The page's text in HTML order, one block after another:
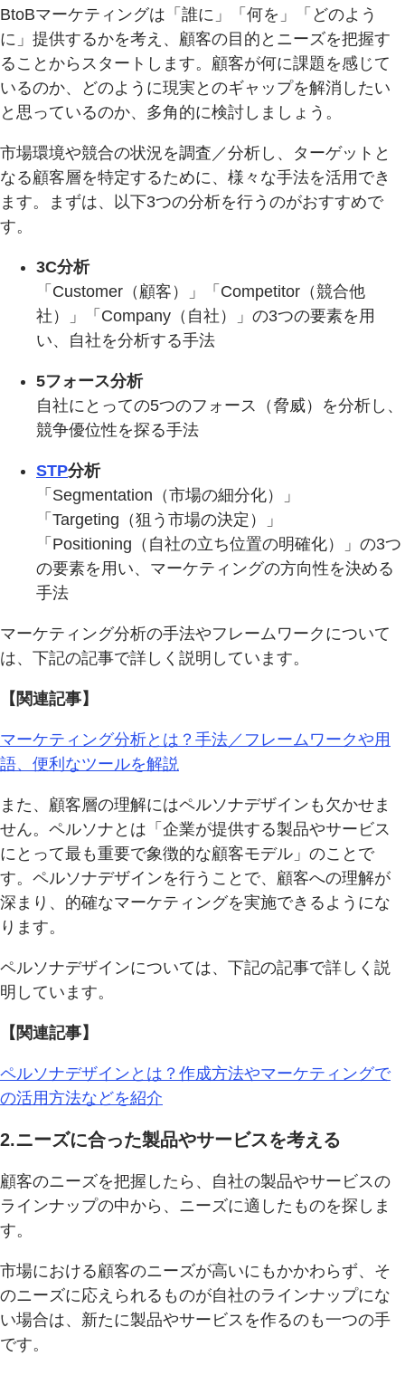
BtoBマーケティングは「誰に」「何を」「どのよう
に」提供するかを考え、顧客の目的とニーズを把握す
ることからスタートします。顧客が何に課題を感じて
いるのか、どのように現実とのギャップを解消したい
と思っているのか、多角的に検討しましょう。
市場環境や競合の状況を調査／分析し、ターゲットと
なる顧客層を特定するために、様々な手法を活用でき
ます。まずは、以下3つの分析を行うのがおすすめで
す。
3C分析
「Customer（顧客）」「Competitor（競合他
社）」「Company（自社）」の3つの要素を用
い、自社を分析する手法
5フォース分析
自社にとっての5つのフォース（脅威）を分析し、
競争優位性を探る手法
STP分析
「Segmentation（市場の細分化）」
「Targeting（狙う市場の決定）」
「Positioning（自社の立ち位置の明確化）」の3つ
の要素を用い、マーケティングの方向性を決める
手法
マーケティング分析の手法やフレームワークについて
は、下記の記事で詳しく説明しています。
【関連記事】
マーケティング分析とは？手法／フレームワークや用
語、便利なツールを解説
また、顧客層の理解にはペルソナデザインも欠かせま
せん。ペルソナとは「企業が提供する製品やサービス
にとって最も重要で象徴的な顧客モデル」のことで
す。ペルソナデザインを行うことで、顧客への理解が
深まり、的確なマーケティングを実施できるようにな
ります。
ペルソナデザインについては、下記の記事で詳しく説
明しています。
【関連記事】
ペルソナデザインとは？作成方法やマーケティングで
の活用方法などを紹介
2.ニーズに合った製品やサービスを考える
顧客のニーズを把握したら、自社の製品やサービスの
ラインナップの中から、ニーズに適したものを探しま
す。
市場における顧客のニーズが高いにもかかわらず、そ
のニーズに応えられるものが自社のラインナップにな
い場合は、新たに製品やサービスを作るのも一つの手
です。